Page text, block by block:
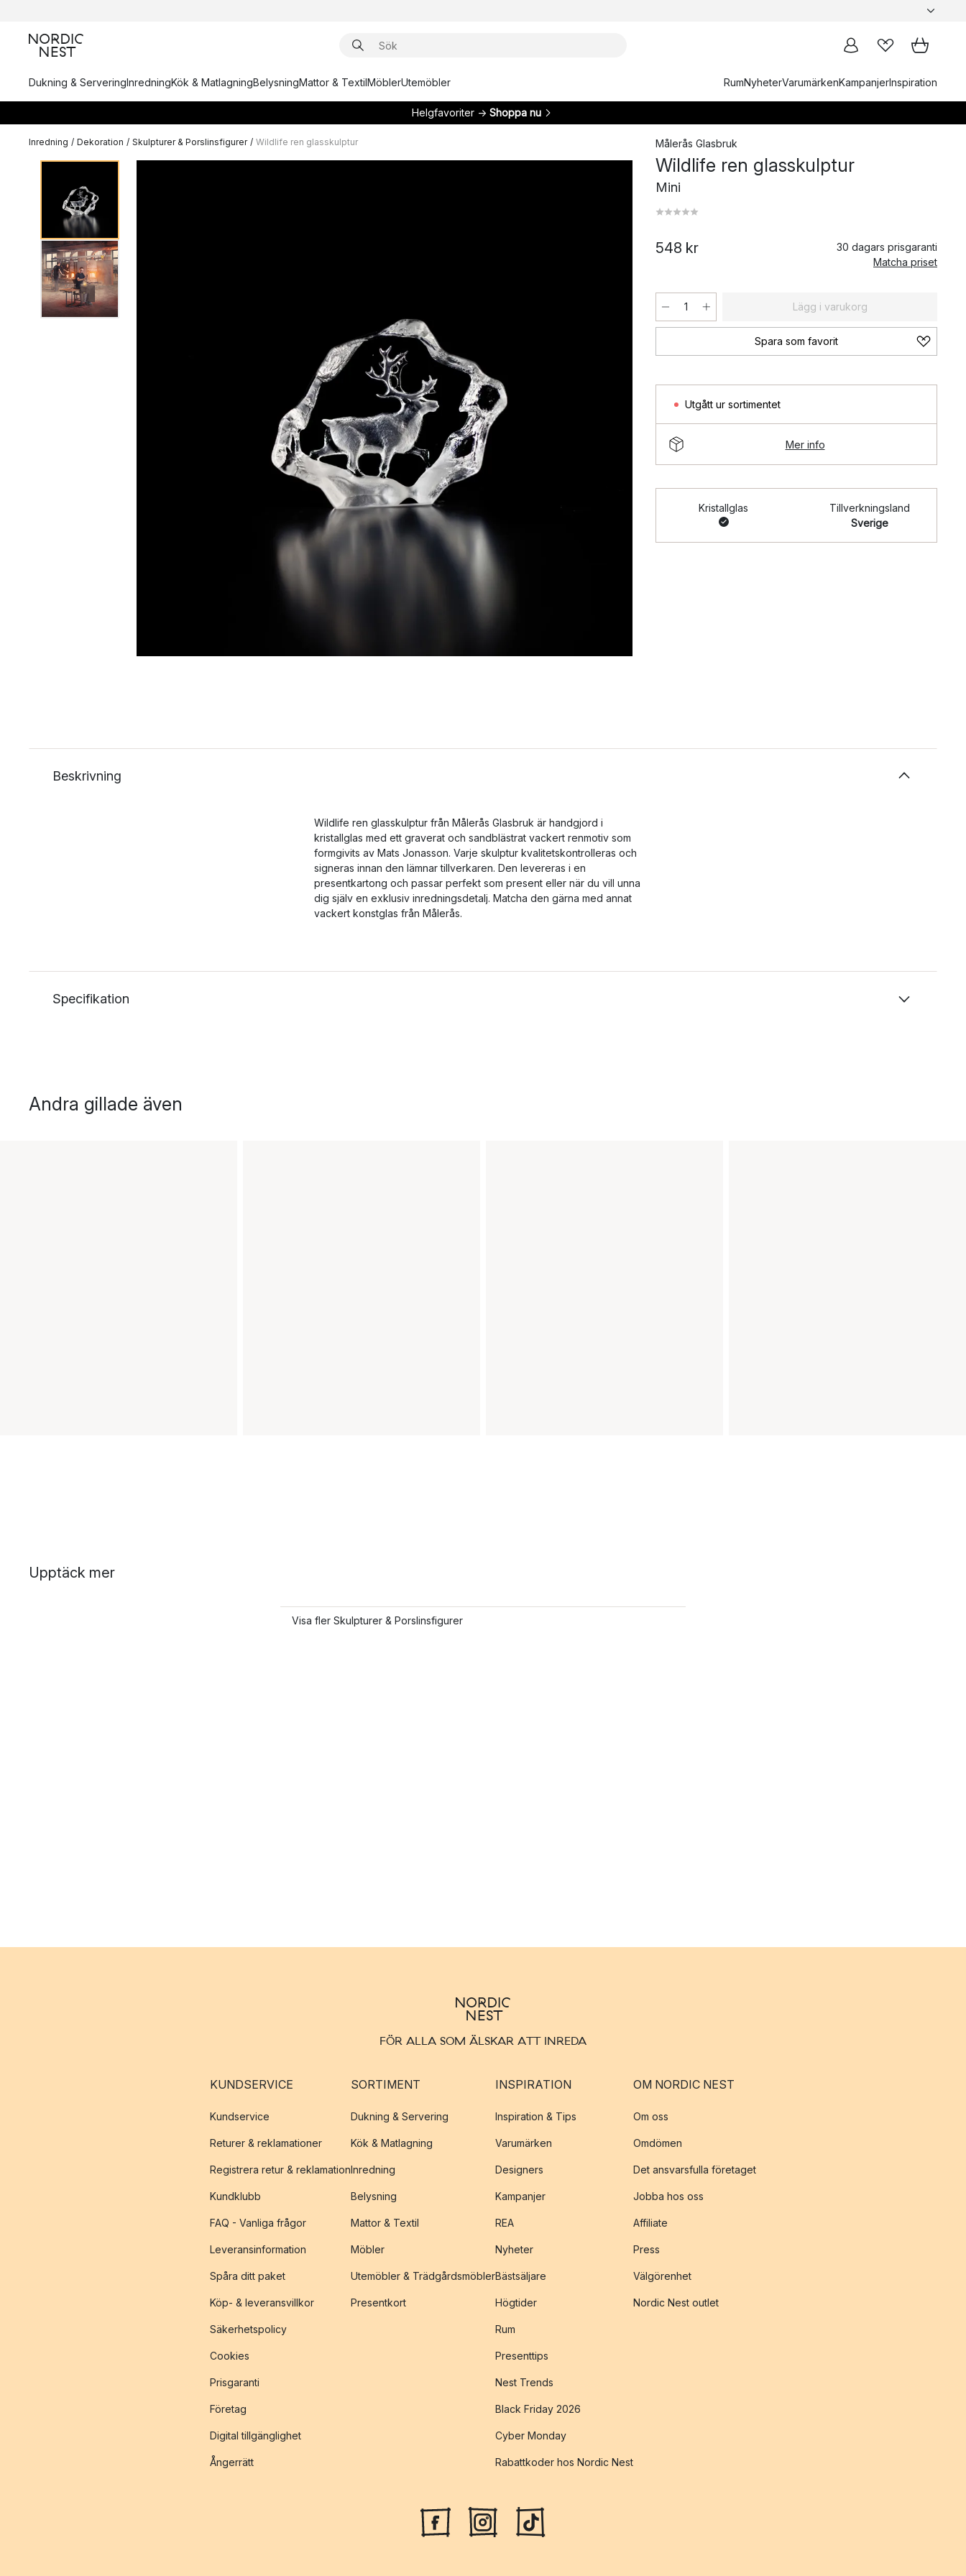
Dukning & ServeringInredningKök & MatlagningBelysningMattor & TextilMöblerUtemöbler RumNyheterVarumärkenKampanjerInspiration
Helgfavoriter → Shoppa nu
Inredning / Dekoration / Skulpturer & Porslinsfigurer / Wildlife ren glasskulptur Målerås Glasbruk
Wildlife ren glasskulptur
Mini
548 kr
30 dagars prisgaranti
Matcha priset
Lägg i varukorg
Spara som favorit
Utgått ur sortimentet
Mer info
Kristallglas
Tillverkningsland
Sverige
Beskrivning
Wildlife ren glasskulptur från Målerås Glasbruk är handgjord i
kristallglas med ett graverat och sandblästrat vackert renmotiv som
formgivits av Mats Jonasson. Varje skulptur kvalitetskontrolleras och
signeras innan den lämnar tillverkaren. Den levereras i en
presentkartong och passar perfekt som present eller när du vill unna
dig själv en exklusiv inredningsdetalj. Matcha den gärna med annat
vackert konstglas från Målerås.
Specifikation
Andra gillade även
Upptäck mer
Visa fler Skulpturer & Porslinsfigurer
FÖR ALLA SOM ÄLSKAR ATT INREDA
KUNDSERVICE
Kundservice
Returer & reklamationer
Registrera retur & reklamation
Kundklubb
FAQ - Vanliga frågor
Leveransinformation
Spåra ditt paket
Köp- & leveransvillkor
Säkerhetspolicy
Cookies
Prisgaranti
Företag
Digital tillgänglighet
Ångerrätt
SORTIMENT
Dukning & Servering
Kök & Matlagning
Inredning
Belysning
Mattor & Textil
Möbler
Utemöbler & Trädgårdsmöbler
Presentkort
INSPIRATION
Inspiration & Tips
Varumärken
Designers
Kampanjer
REA
Nyheter
Bästsäljare
Högtider
Rum
Presenttips
Nest Trends
Black Friday 2026
Cyber Monday
Rabattkoder hos Nordic Nest
OM NORDIC NEST
Om oss
Omdömen
Det ansvarsfulla företaget
Jobba hos oss
Affiliate
Press
Välgörenhet
Nordic Nest outlet